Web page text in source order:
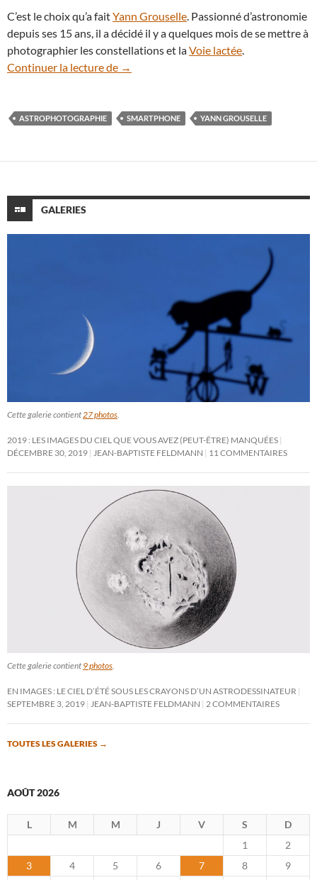
C’est le choix qu’a faitYann Grouselle . Passionné d’astronomie
depuis ses 15 ans, il a décidé il y a quelques mois de se mettre à
photographier les constellations et laVoie lactée
Continuer la lecture de
Comment photographier le ciel
→
ASTROPHOTOGRAPHIE SMARTPHONE YANN GROUSELLE
GALERIES
Cette galerie contient 27 photos
2019 : LES IMAGES DU CIEL QUE VOUS AVEZ (PEUT-ÊTRE) MANQUÉES
DÉCEMBRE 30, 2019
JEAN-BAPTISTE FELDMANN 11 COMMENTAIRES
Cette galerie contient 9 photos.
EN IMAGES : LE CIEL D’ÉTÉ SOUS LES CRAYONS D’UN ASTRODESSINATEUR
SEPTEMBRE 3, 2019 JEAN-BAPTISTE FELDMANN 2 COMMENTAIRES
TOUTES LES GALERIES →
AOÛT 2026
L M M J V S
D
1
2
3
4 5 6 7 8 9